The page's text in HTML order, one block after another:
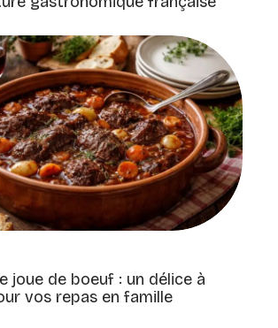
joue de boeuf : un délice à
vos repas en famille